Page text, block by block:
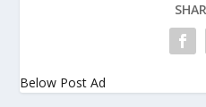
Below Post Ad